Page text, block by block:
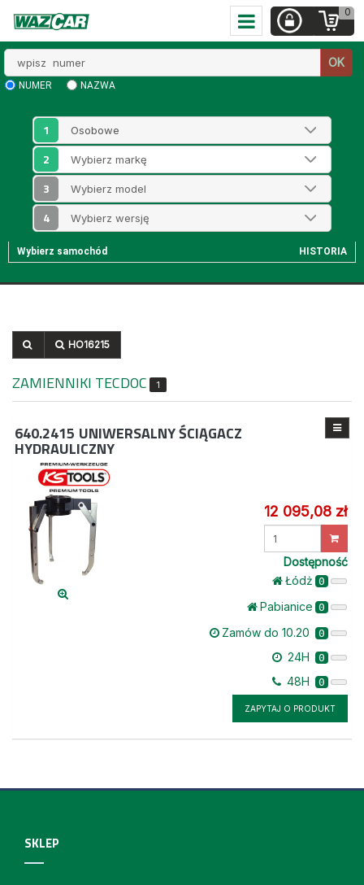
0
numer
OK
NUMER NAZWA
1
2
3
4
Wybierz samochód HISTORIA
HO16215
ZAMIENNIKI TECDOC 1
640.2415 UNIWERSALNY ŚCIĄGACZ
HYDRAULICZNY
12 095,08 zł
Dostępność
Łódż 0
Pabianice 0
Zamów do 10.20 0
24H 0
48H 0
ZAPYTAJ O PRODUKT
SKLEP